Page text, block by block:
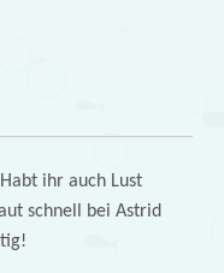
ihr auch Lust
schnell bei Astrid